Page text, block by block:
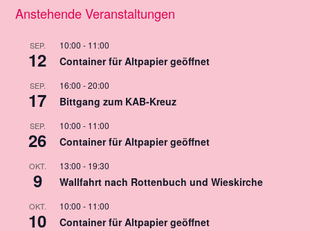
Anstehende Veranstaltungen
SEP.
12
10:00 - 11:00
Container für Altpapier geöffnet
SEP.
17
16:00 -20:00
Bittgang zum KAB-Kreuz
SEP.
26
10:00 - 11:00
Container für Altpapier geöffnet
OKT.
9
13:00 - 19:30
Wallfahrt nach Rottenbuch und Wieskirche
OKT.
10
10:00 - 11:00
Container für Altpapier geöffnet